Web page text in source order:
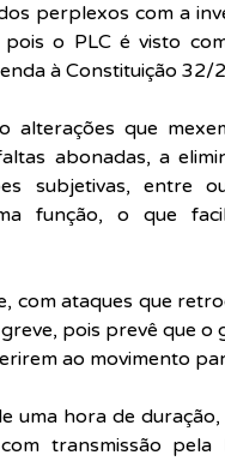
perplexos com a
o PLC é visto
à Constituição 32/
alterações que
abonadas, a
subjetivas, entre
função, o que
com ataques que
pois prevê que
ao movimento
uma hora de duração,
transmissão pela